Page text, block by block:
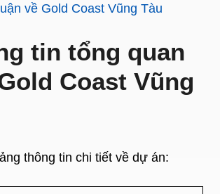
về Gold Coast Vũng Tàu
tin tổng quan
Coast Vũng
thông tin chi tiết về dự án: